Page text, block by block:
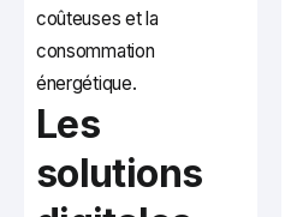
coûteuses et la
consommation
énergétique.
Les
solutions